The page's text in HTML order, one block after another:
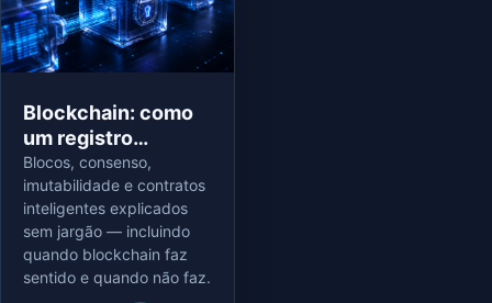
Blockchain: como
um registro
distribuído valida
transações
Blocos, consenso,
imutabilidade e contratos
inteligentes explicados
sem jargão — incluindo
quando blockchain faz
sentido e quando não faz.